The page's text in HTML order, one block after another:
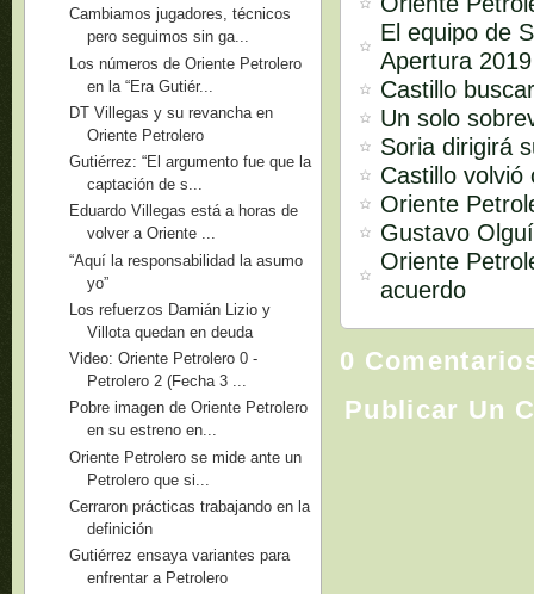
El equipo de
Apertura 2019
Castillo
Un solo
Soria dirigirá
Castillo volvió
Oriente
Gustavo
Oriente
acuerdo
0
Publicar Un
Cambiamos jugadores, técnicos
pero seguimos sin ga...
Los números de Oriente Petrolero
en la “Era Gutiér...
DT Villegas y su revancha en
Oriente Petrolero
Gutiérrez: “El argumento fue que la
captación de s...
Eduardo Villegas está a horas de
volver a Oriente ...
“Aquí la responsabilidad la asumo
yo”
Los refuerzos Damián Lizio y
Villota quedan en deuda
Video: Oriente Petrolero 0 -
Petrolero 2 (Fecha 3 ...
Pobre imagen de Oriente Petrolero
en su estreno en...
Oriente Petrolero se mide ante un
Petrolero que si...
Cerraron prácticas trabajando en la
definición
Gutiérrez ensaya variantes para
enfrentar a Petrolero